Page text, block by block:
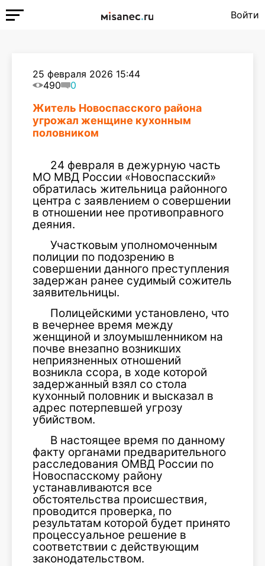
Войти
25 февраля 2026 15:44
490
0
Житель Новоспасского района
угрожал женщине кухонным
половником
24 февраля в дежурную часть
МО МВД России «Новоспасский»
обратилась жительница районного
центра с заявлением о совершении
в отношении нее противоправного
деяния.
Участковым уполномоченным
полиции по подозрению в
совершении данного преступления
задержан ранее судимый сожитель
заявительницы.
Полицейскими установлено, что
в вечернее время между
женщиной и злоумышленником на
почве внезапно возникших
неприязненных отношений
возникла ссора, в ходе которой
задержанный взял со стола
кухонный половник и высказал в
адрес потерпевшей угрозу
убийством.
В настоящее время по данному
факту органами предварительного
расследования ОМВД России по
Новоспасскому району
устанавливаются все
обстоятельства происшествия,
проводится проверка, по
результатам которой будет принято
процессуальное решение в
соответствии с действующим
законодательством.